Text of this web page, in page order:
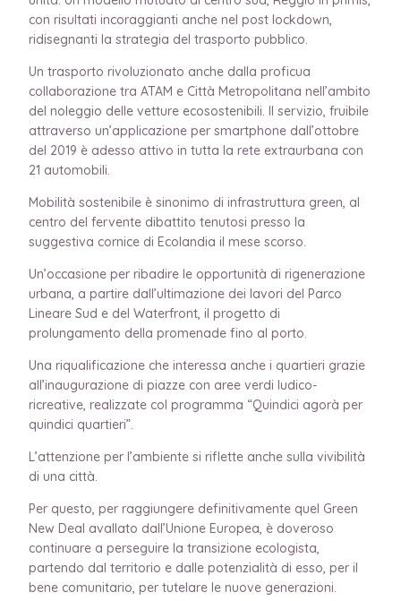
con risultati incoraggianti anche nel post lockdown,
ridisegnanti la strategia del trasporto pubblico.
Un trasporto rivoluzionato anche dalla proficua
collaborazione tra ATAM e Città Metropolitana nell’ambito
del noleggio delle vetture ecosostenibili. Il servizio, fruibile
attraverso un’applicazione per smartphone dall’ottobre
del 2019 è adesso attivo in tutta la rete extraurbana con
21 automobili.
Mobilità sostenibile è sinonimo di infrastruttura green, al
centro del fervente dibattito tenutosi presso la
suggestiva cornice di Ecolandia il mese scorso.
Un’occasione per ribadire le opportunità di rigenerazione
urbana, a partire dall’ultimazione dei lavori del Parco
Lineare Sud e del Waterfront, il progetto di
prolungamento della promenade fino al porto.
Una riqualificazione che interessa anche i quartieri grazie
all’inaugurazione di piazze con aree verdi ludico-
ricreative, realizzate col programma “Quindici agorà per
quindici quartieri”.
L’attenzione per l’ambiente si riflette anche sulla vivibilità
di una città.
Per questo, per raggiungere definitivamente quel Green
New Deal avallato dall’Unione Europea, è doveroso
continuare a perseguire la transizione ecologista,
partendo dal territorio e dalle potenzialità di esso, per il
bene comunitario, per tutelare le nuove generazioni.